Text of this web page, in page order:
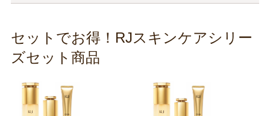
セットでお得！RJスキンケアシリー
ズセット商品